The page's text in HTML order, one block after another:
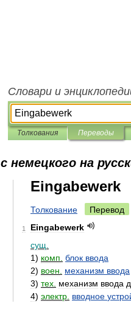
Словари и
Толкования Переводы
с немецкого на
Eingabewerk
Толкование Перевод
1
Eingabewerk
сущ
1) комп блок ввода
2) воен механизм ввода
3) тех механизм ввода
4) электр вводное